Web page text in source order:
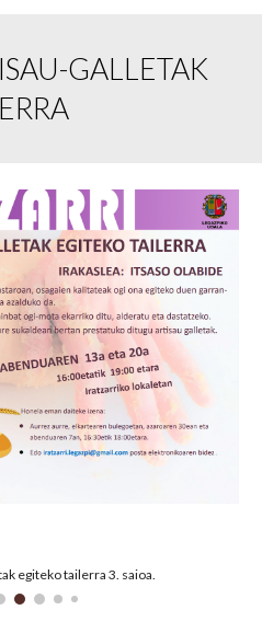
GALLETAK
egiteko tailerra 3. saioa.